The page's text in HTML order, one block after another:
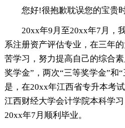
您好!很抱歉耽误您的宝贵
20xx年9月至20xx年7月，
系注册资产评估专业，在三年
苦学习，努力提高自己的综合
奖学金”，两次“三等奖学金”和
是，在20xx年江西省专升本考
江西财经大学会计学院本科学
20xx年7月顺利毕业。